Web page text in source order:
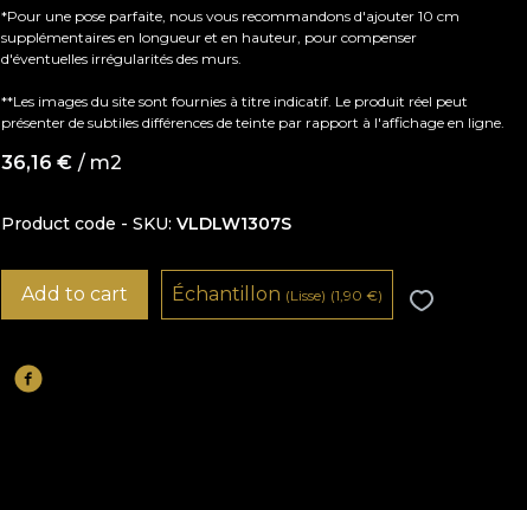
*Pour une pose parfaite, nous vous recommandons d'ajouter 10 cm
supplémentaires en longueur et en hauteur, pour compenser
d'éventuelles irrégularités des murs.
**Les images du site sont fournies à titre indicatif. Le produit réel peut
présenter de subtiles différences de teinte par rapport à l'affichage en ligne.
36,16€ / m2
Product code - SKU VLDLW1307S
Add to cart Échantillon (Lisse) (1,90€)